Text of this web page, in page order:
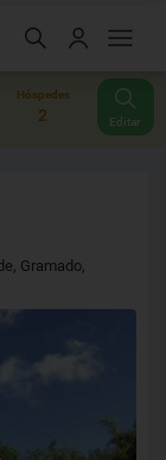
Hóspedes
2 Editar
, Gramado,